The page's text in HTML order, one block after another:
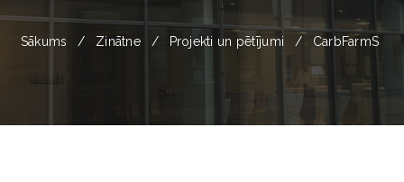
Sākums Zinātne Projekti un pētījumi CarbFarmS